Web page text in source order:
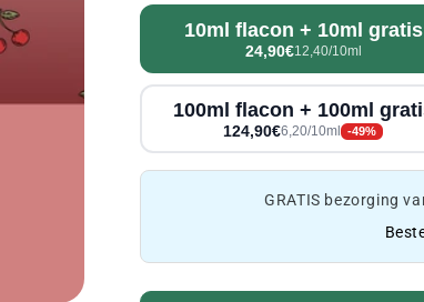
10ml flacon + 10ml gratis
24,90€12,40/10ml
100ml flacon + 100ml
124,90€6,20/10ml -49%
GRATIS bezorging